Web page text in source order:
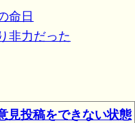
命日
非力だった
見投稿をできない状態